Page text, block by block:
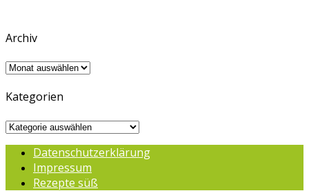
Archiv
Archiv
Kategorien
Kategorien
Datenschutzerklärung
Impressum
Rezepte süß